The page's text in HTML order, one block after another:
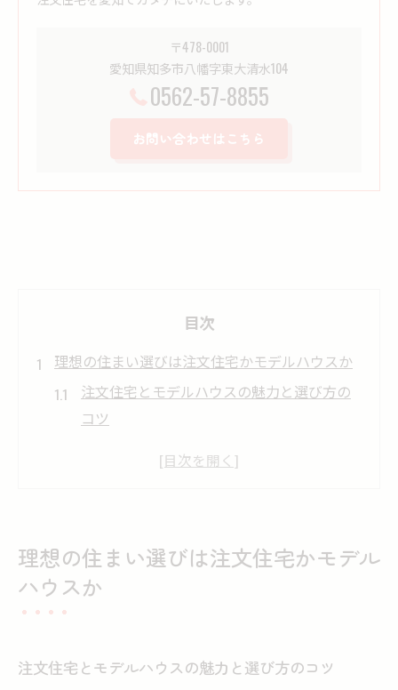
〒478-0001
愛知県知多市八幡字東大清水104
0562-57-8855
お問い合わせはこちら
目次
理想の住まい選びは注文住宅かモデルハウスか
注文住宅とモデルハウスの魅力と選び方の
コツ
注文住宅かモデルハウスか迷う時の決め手
とは
注文住宅とモデルハウスの違いを徹底解説
理想の住まい選びは注文住宅かモデル
ハウスか
注文住宅とモデルハウスの魅力と選び方のコツ